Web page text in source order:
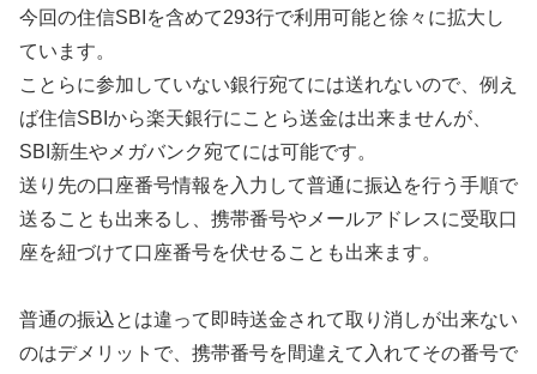
今回の住信SBIを含めて293行で利用可能と徐々に拡大し
ています。
ことらに参加していない銀行宛てには送れないので、例え
ば住信SBIから楽天銀行にことら送金は出来ませんが、
SBI新生やメガバンク宛てには可能です。
送り先の口座番号情報を入力して普通に振込を行う手順で
送ることも出来るし、携帯番号やメールアドレスに受取口
座を紐づけて口座番号を伏せることも出来ます。
普通の振込とは違って即時送金されて取り消しが出来ない
のはデメリットで、携帯番号を間違えて入れてその番号で